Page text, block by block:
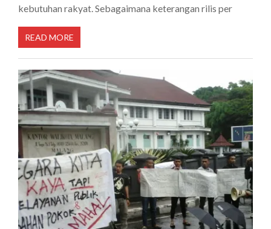
kebutuhan rakyat. Sebagaimana keterangan rilis per
READ MORE